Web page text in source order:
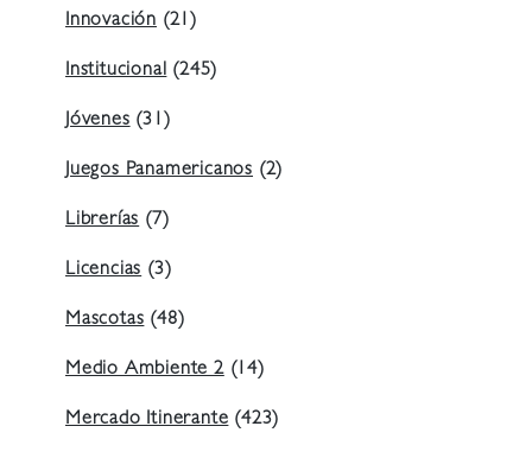
Innovación (21)
Institucional (245)
Jóvenes (31)
Juegos Panamericanos (2)
Librerías (7)
Licencias (3)
Mascotas (48)
Medio Ambiente 2(14)
Mercado Itinerante (423)